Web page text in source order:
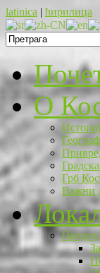
latinica | ћирилица
O
Грб
Важни